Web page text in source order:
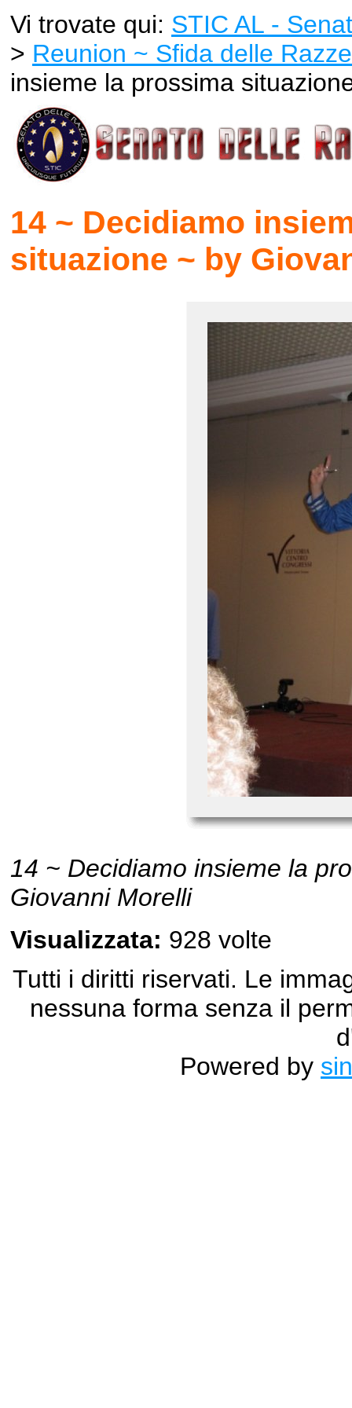
Vi trovate qui: STIC AL -
> Reunion ~ Sfida delle Razze
insieme la prossima
14 ~ Decidiamo
situazione ~ by
14 ~ Decidiamo insieme la
Giovanni Morelli
Visualizzata: 928 volte
Tutti i diritti riservati. Le
nessuna forma senza il
Powered by